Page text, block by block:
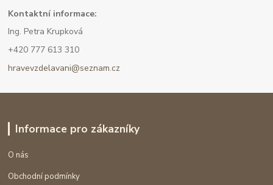
Kontaktní informace:
Ing. Petra Krupková
+420 777 613 310
hravevzdelavani@seznam.cz
Informace pro zákazníky
O nás
Obchodní podmínky